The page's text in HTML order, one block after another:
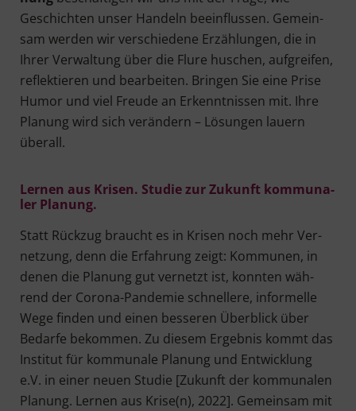
Geschich­ten unser Han­deln beein­flus­sen. Gemein­
sam wer­den wir ver­schie­de­ne Erzäh­lun­gen, die in
Ihrer Ver­wal­tung über die Flu­re huschen, auf­grei­fen,
reflek­tie­ren und bear­bei­ten. Brin­gen Sie eine Pri­se
Humor und viel Freu­de an Erkennt­nis­sen mit. Ihre
Pla­nung wird sich ver­än­dern – Lösun­gen lau­ern
überall.
Ler­nen aus Kri­sen. Stu­die zur Zukunft kom­mu­na­
ler Planung.
Statt Rück­zug braucht es in Kri­sen noch mehr Ver­
net­zung, denn die Erfah­rung zeigt: Kom­mu­nen, in
denen die Pla­nung gut ver­netzt ist, konn­ten wäh­
rend der Coro­na-Pan­de­mie schnel­le­re, infor­mel­le
Wege fin­den und einen bes­se­ren Über­blick über
Bedar­fe bekom­men. Zu die­sem Ergeb­nis kommt das
Insti­tut für kom­mu­na­le Pla­nung und Ent­wick­lung
e.V. in einer neu­en Stu­die [Zukunft der kom­mu­na­len
Pla­nung. Ler­nen aus Krise(n), 2022]. Gemein­sam mit